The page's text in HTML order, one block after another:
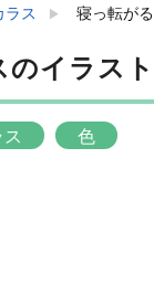
ラス 寝っ転が
のイラスト
ス 色